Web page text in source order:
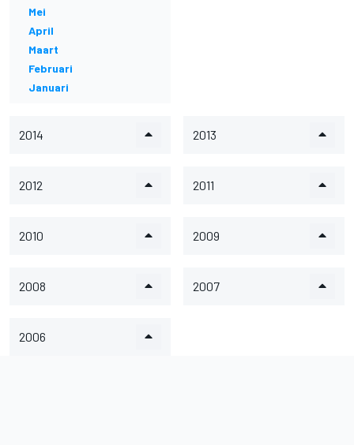
Mei
April
Maart
Februari
Januari
2014 2013
2012 2011
2010 2009
2008 2007
2006